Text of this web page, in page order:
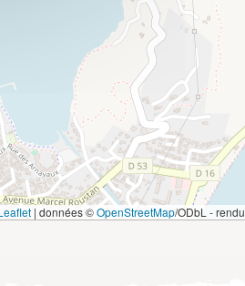
| données ©OpenStreetMap/ODbL - rendu